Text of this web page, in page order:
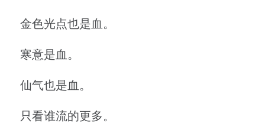
金色光点也是血。
寒意是血。
仙气也是血。
只看谁流的更多。